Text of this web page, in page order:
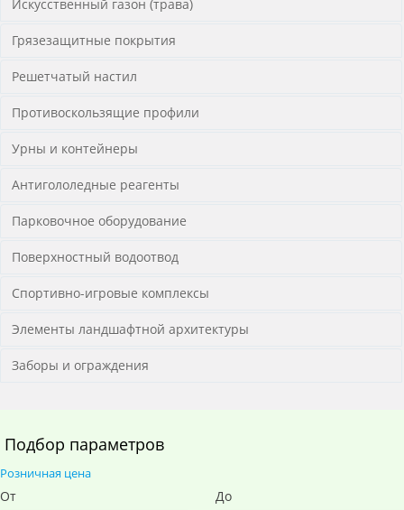
Искусственный газон (трава)
Грязезащитные покрытия
Решетчатый настил
Противоскользящие профили
Урны и контейнеры
Антигололедные реагенты
Парковочное оборудование
Поверхностный водоотвод
Спортивно-игровые комплексы
Элементы ландшафтной архитектуры
Заборы и ограждения
Подбор параметров
Розничная цена
От До